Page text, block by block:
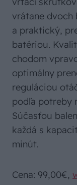
vrátane dvoch
a praktický,
batériou.
chodom
optimálny
reguláciou
podľa potreby
Súčasťou
každá s
minút.
Cena: 99,00€,